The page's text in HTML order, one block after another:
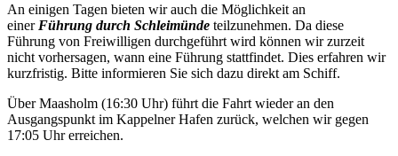
An einigen Tagen bieten wir auch die Möglichkeit an
einer Führung durch Schleimünde teilzunehmen. Da diese
Führung von Freiwilligen durchgeführt wird können wir zurzeit
nicht vorhersagen, wann eine Führung stattfindet. Dies erfahren wir
kurzfristig. Bitte informieren Sie sich dazu direkt am Schiff.
Über Maasholm (16:30 Uhr) führt die Fahrt wieder an den
Ausgangspunkt im Kappelner Hafen zurück, welchen wir gegen
17:05 Uhr erreichen.